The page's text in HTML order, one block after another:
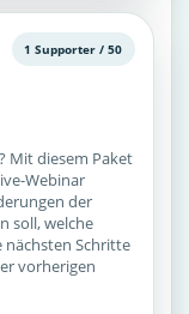
1 Supporter / 50
Mit diesem Paket
Webinar
der
soll, welche
nächsten Schritte
vorherigen